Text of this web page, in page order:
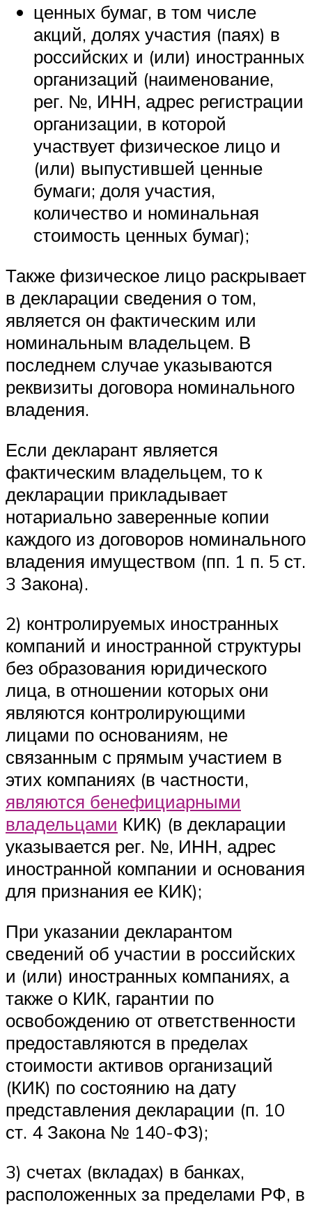
ценных бумаг, в том числе
акций, долях участия (паях) в
российских и (или) иностранных
организаций (наименование,
рег. №, ИНН, адрес регистрации
организации, в которой
участвует физическое лицо и
(или) выпустившей ценные
бумаги; доля участия,
количество и номинальная
стоимость ценных бумаг);
Также физическое лицо раскрывает
в декларации сведения о том,
является он фактическим или
номинальным владельцем. В
последнем случае указываются
реквизиты договора номинального
владения.
Если декларант является
фактическим владельцем, то к
декларации прикладывает
нотариально заверенные копии
каждого из договоров номинального
владения имуществом (пп. 1 п. 5 ст.
3 Закона).
2) контролируемых иностранных
компаний и иностранной структуры
без образования юридического
лица, в отношении которых они
являются контролирующими
лицами по основаниям, не
связанным с прямым участием в
этих компаниях (в частности,
являются бенефициарными
владельцами КИК) (в декларации
указывается рег. №, ИНН, адрес
иностранной компании и основания
для признания ее КИК);
При указании декларантом
сведений об участии в российских
и (или) иностранных компаниях, а
также о КИК, гарантии по
освобождению от ответственности
предоставляются в пределах
стоимости активов организаций
(КИК) по состоянию на дату
представления декларации (п. 10
ст. 4 Закона № 140-ФЗ);
3) счетах (вкладах) в банках,
расположенных за пределами РФ, в